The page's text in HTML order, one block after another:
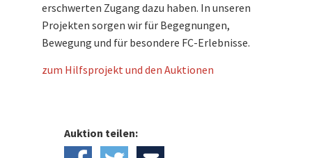
erschwerten Zugang dazu haben. In unseren
Projekten sorgen wir für Begegnungen,
Bewegung und für besondere FC-Erlebnisse.
zum Hilfsprojekt und den Auktionen
Auktion teilen: